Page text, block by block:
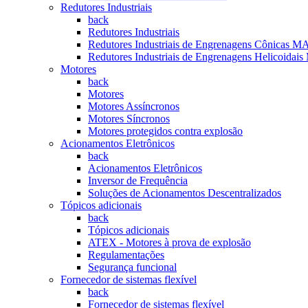
Redutores Industriais
back
Redutores Industriais
Redutores Industriais de Engrenagens Cônicas
Redutores Industriais de Engrenagens
Motores
back
Motores
Motores Assíncronos
Motores Síncronos
Motores protegidos contra explosão
Acionamentos Eletrônicos
back
Acionamentos Eletrônicos
Inversor de Frequência
Soluções de Acionamentos Descentralizados
Tópicos adicionais
back
Tópicos adicionais
ATEX - Motores à prova de explosão
Regulamentações
Segurança funcional
Fornecedor de sistemas flexível
back
Fornecedor de sistemas flexível